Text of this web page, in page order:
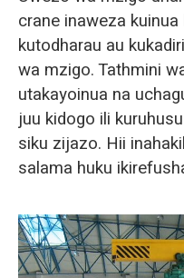
crane inaweza
kutodharau au
wa mzigo. Tathmini
utakayoinua na
juu kidogo ili
siku zijazo. Hii
salama huku